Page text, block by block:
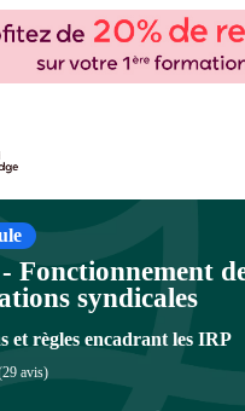
organisme de formation à Paris et en
Fonctionnement
syndicales
et règles encadrant les IRP
avis)